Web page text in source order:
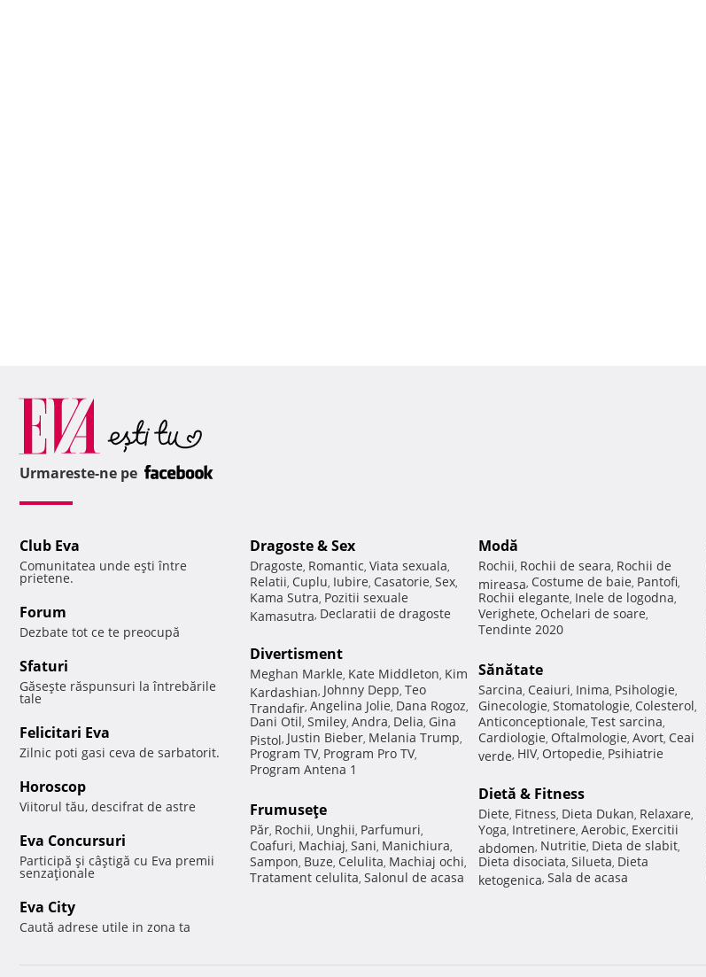
Urmareste-ne pe
Club Eva
Comunitatea unde eşti între
prietene.
Forum
Dezbate tot ce te preocupă
Sfaturi
Găseşte răspunsuri la întrebările
tale
Felicitari Eva
Zilnic poti gasi ceva de sarbatorit.
Horoscop
Viitorul tău, descifrat de astre
Eva Concursuri
Participă şi câştigă cu Eva premii
senzaţionale
Eva City
Caută adrese utile in zona ta
Dragoste & Sex
Dragoste, Romantic, Viata sexuala,
Relatii, Cuplu, Iubire, Casatorie, Sex,
Kama Sutra, Pozitii sexuale
Kamasutra, Declaratii de dragoste
Divertisment
Meghan Markle, Kate Middleton, Kim
Kardashian, Johnny Depp, Teo
Trandafir, Angelina Jolie, Dana Rogoz,
Dani Otil, Smiley, Andra, Delia, Gina
Pistol, Justin Bieber, Melania Trump,
Program TV, Program Pro TV,
Program Antena 1
Frumuseţe
Păr, Rochii, Unghii, Parfumuri,
Coafuri, Machiaj, Sani, Manichiura,
Sampon, Buze, Celulita, Machiaj ochi,
Tratament celulita, Salonul de acasa
Modă
Rochii, Rochii de seara, Rochii de
mireasa, Costume de baie, Pantofi,
Rochii elegante, Inele de logodna,
Verighete, Ochelari de soare,
Tendinte 2020
Sănătate
Sarcina, Ceaiuri, Inima, Psihologie,
Ginecologie, Stomatologie, Colesterol,
Anticonceptionale, Test sarcina,
Cardiologie, Oftalmologie, Avort, Ceai
verde, HIV, Ortopedie, Psihiatrie
Dietă & Fitness
Diete, Fitness, Dieta Dukan, Relaxare,
Yoga, Intretinere, Aerobic, Exercitii
abdomen, Nutritie, Dieta de slabit,
Dieta disociata, Silueta, Dieta
ketogenica, Sala de acasa